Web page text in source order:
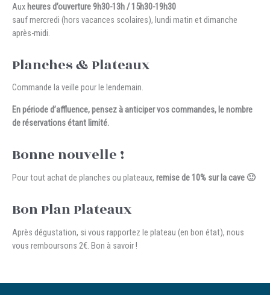
Aux heures d’ouverture 9h30-13h / 15h30-19h30
sauf mercredi (hors vacances scolaires), lundi matin et dimanche
après-midi.
Planches & Plateaux
Commande la veille pour le lendemain.
En période d’affluence, pensez à anticiper vos commandes, le nombre
de réservations étant limité.
Bonne nouvelle !
Pour tout achat de planches ou plateaux, remise de 10% sur la cave 🙂
Bon Plan Plateaux
Après dégustation, si vous rapportez le plateau (en bon état), nous
vous remboursons 2€. Bon à savoir !